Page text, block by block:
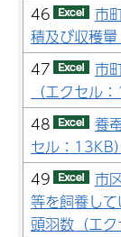
46
市
積及び収穫量
47
市
（エクセル
48
養
セル：13KB）
49
市
等を飼養し
頭羽数（エク